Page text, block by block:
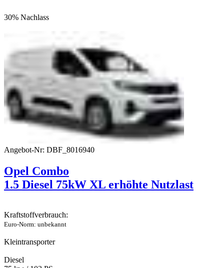
30% Nachlass
Angebot-Nr: DBF_8016940
Opel Combo
1.5 Diesel 75kW XL erhöhte Nutzlast
Kraftstoffverbrauch:
Euro-Norm: unbekannt
Kleintransporter
Diesel